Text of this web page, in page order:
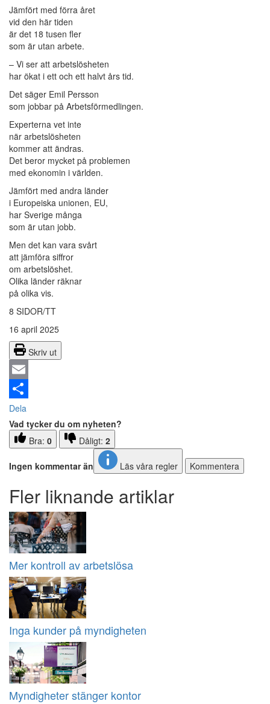
Jämfört med förra året
vid den här tiden
är det 18 tusen fler
som är utan arbete.
– Vi ser att arbetslösheten
har ökat i ett och ett halvt års tid.
Det säger Emil Persson
som jobbar på Arbetsförmedlingen.
Experterna vet inte
när arbetslösheten
kommer att ändras.
Det beror mycket på problemen
med ekonomin i världen.
Jämfört med andra länder
i Europeiska unionen, EU,
har Sverige många
som är utan jobb.
Men det kan vara svårt
att jämföra siffror
om arbetslöshet.
Olika länder räknar
på olika vis.
8 SIDOR/TT
16 april 2025
Skriv ut
Email
Dela
Vad tycker du om nyheten?
Bra: 0 Dåligt: 2
Ingen kommentar än Läs våra regler Kommentera
Fler liknande artiklar
Mer kontroll av arbetslösa
Inga kunder på myndigheten
Myndigheter stänger kontor